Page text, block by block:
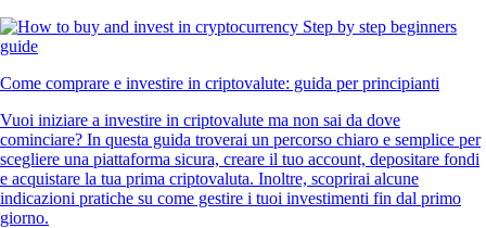
Come comprare e investire in criptovalute: guida per principianti
Vuoi iniziare a investire in criptovalute ma non sai da dove
cominciare? In questa guida troverai un percorso chiaro e semplice per
scegliere una piattaforma sicura, creare il tuo account, depositare fondi
e acquistare la tua prima criptovaluta. Inoltre, scoprirai alcune
indicazioni pratiche su come gestire i tuoi investimenti fin dal primo
giorno.